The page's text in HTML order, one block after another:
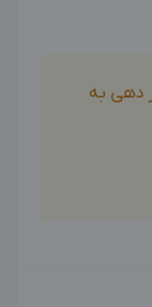
دهی به